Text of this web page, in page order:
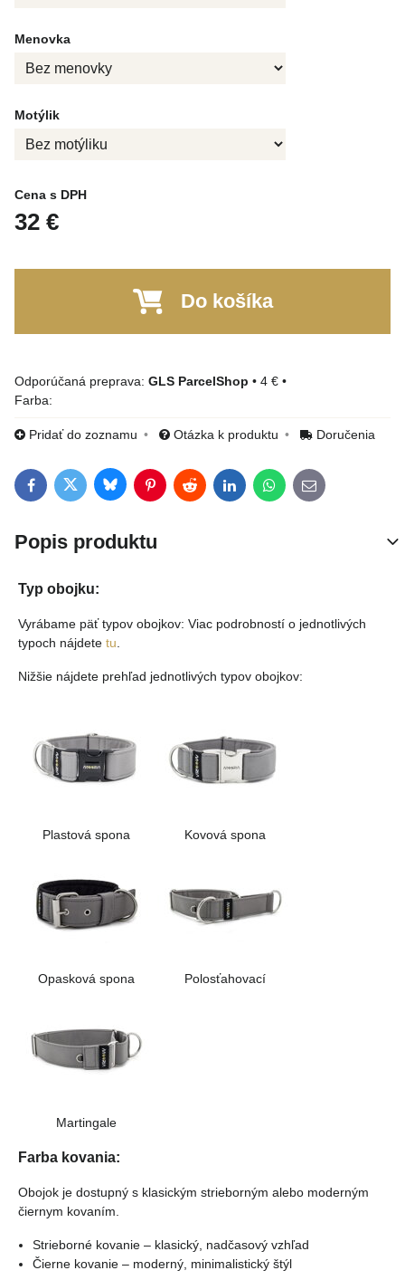
Menovka
Motýlik
Cena s DPH
32 €
Do košíka
GLS ParcelShop • 4 € •
Farba:
Pridať do zoznamu Otázka k produktu Doručenia
FacebookTwitterBlueskyPinterestRedditLinkedInWhatsApp
E-mail
Popis produktu
Typ obojku:
Vyrábame päť typov obojkov: Viac podrobností o jednotlivých
typoch nájdete tu
Nižšie nájdete prehľad jednotlivých typov obojkov:
Plastová spona Kovová spona
Opasková spona Polosťahovací
Martingale
Farba kovania:
Obojok je dostupný s klasickým strieborným alebo moderným
čiernym kovaním.
Strieborné kovanie – klasický, nadčasový vzhľad
Čierne kovanie – moderný, minimalistický štýl